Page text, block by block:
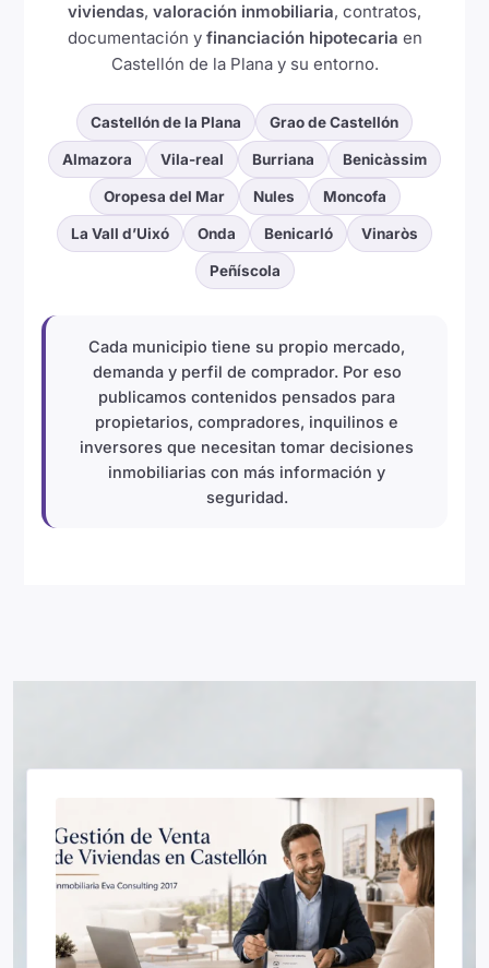
viviendas, valoración inmobiliaria, contratos,
documentación y financiación hipotecaria en
Castellón de la Plana y su entorno.
Castellón de la Plana Grao de Castellón
Almazora Vila-real Burriana Benicàssim
Oropesa del Mar Nules Moncofa
La Vall d’Uixó Onda Benicarló Vinaròs
Peñíscola
Cada municipio tiene su propio mercado,
demanda y perfil de comprador. Por eso
publicamos contenidos pensados para
propietarios, compradores, inquilinos e
inversores que necesitan tomar decisiones
inmobiliarias con más información y
seguridad.